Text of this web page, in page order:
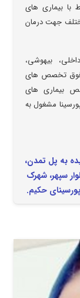
با بیماری های
جهت درمان
بیهوشی،
فوق تخصص های
بیماری های
مشغول به
به پل تمدن،
سپهر، شهرک
حکیم.